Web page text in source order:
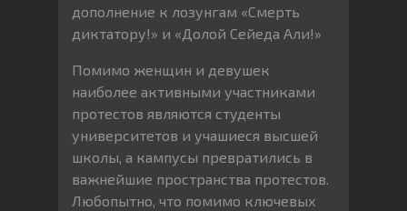
дополнение к лозунгам «Смерть
диктатору!» и «Долой Сейеда Али!»
Помимо женщин и девушек
наиболее активными участниками
протестов являются студенты
университетов и учашиеся высшей
школы, а кампусы превратились в
важнейшие пространства протестов.
Любопытно, что помимо ключевых